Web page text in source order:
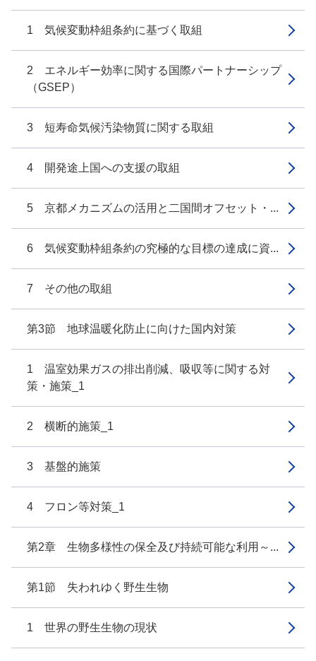
1 気候変動枠組条約に基づく取組
2 エネルギー効率に関する国際パートナーシップ
（GSEP）
3 短寿命気候汚染物質に関する取組
4 開発途上国への支援の取組
5 京都メカニズムの活用と二国間オフセット・...
6 気候変動枠組条約の究極的な目標の達成に資...
7 その他の取組
第3節 地球温暖化防止に向けた国内対策
1 温室効果ガスの排出削減、吸収等に関する対
策・施策_1
2 横断的施策_1
3 基盤的施策
4 フロン等対策_1
第2章 生物多様性の保全及び持続可能な利用～...
第1節 失われゆく野生生物
1 世界の野生生物の現状